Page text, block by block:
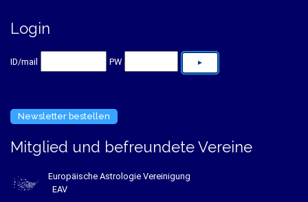
Login
ID/mail PW
Newsletter bestellen
Mitglied und befreundete Vereine
Europäische Astrologie Vereinigung
EAV